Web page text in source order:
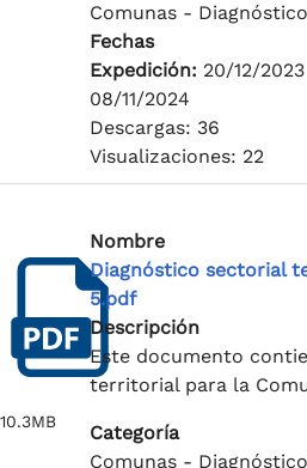
Comunas -
Fechas
Expedición: 20/12/2023
08/11/2024
Descargas: 36
Visualizaciones: 22
10.3MB
Nombre
Diagnóstico sectorial
5.pdf
Descripción
Este documento
territorial para la
Categoría
Comunas -